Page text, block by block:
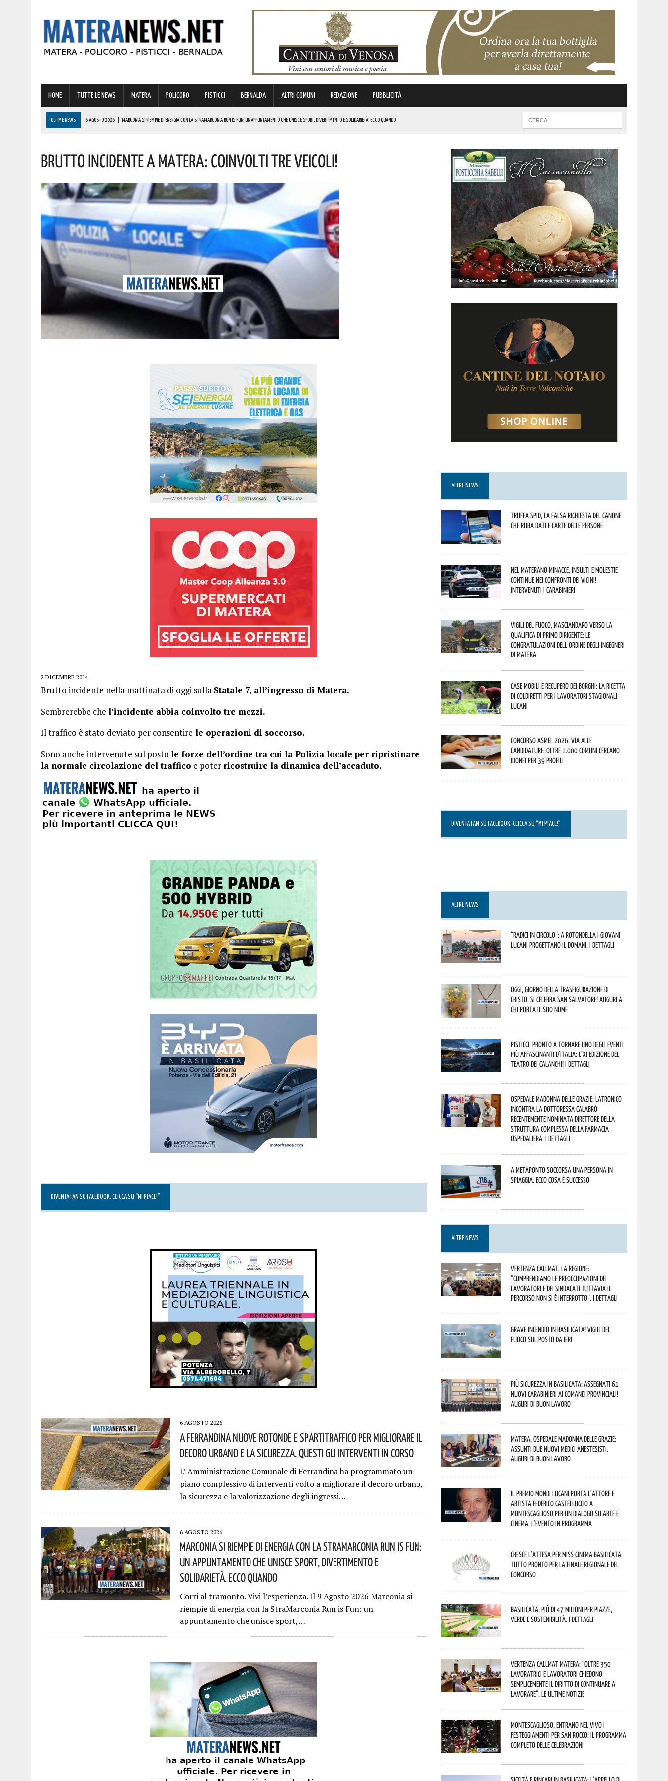
HOME TUTTE LE NEWS MATERA POLICORO PISTICCI BERNALDA ALTRI COMUNI REDAZIONE PUBBLICITÀ
ULTIME NEWS 6 AGOSTO 2026 MARCONIA SI RIEMPIE DI ENERGIA CON LA STRAMARCONIA RUN IS FUN: UN APPUNTAMENTO CHE UNISCE SPORT, DIVERTIMENTO E SOLIDARIETÀ. ECCO QUANDO
6 AGOSTO 2026 | VALSINNI CELEBRA LA POETESSA ISABELLA MORRA CON DUE SPETTACOLI TEATRALI! ECCO LE DATE
6 AGOSTO 2026 | A FERRANDINA NUOVE ROTONDE E SPARTITRAFFICO PER MIGLIORARE IL DECORO URBANO E LA SICUREZZA. QUESTI GLI INTERVENTI IN CORSO
Brutto Incidente A Matera: Coinvolti Tre Veicoli!
2 DICEMBRE 2024
Brutto incidente nella mattinata di oggi sulla Statale 7, all’ingresso di Matera.
Sembrerebbe che l’incidente abbia coinvolto tre mezzi.
Il traffico è stato deviato per consentire le operazioni di soccorso.
Sono anche intervenute sul posto le forze dell’ordine tra cui la Polizia locale per ripristinare
la normale circolazione del traffico e poter ricostruire la dinamica dell’accaduto.
DIVENTA FAN SU FACEBOOK, CLICCA SU “MI PIACE!”
6 AGOSTO 2026
A Ferrandina Nuove Rotonde E Spartitraffico Per Migliorare Il
Decoro Urbano E La Sicurezza. Questi Gli Interventi In Corso
L’ Amministrazione Comunale di Ferrandina ha programmato un
piano complessivo di interventi volto a migliorare il decoro urbano,
la sicurezza e la valorizzazione degli ingressi…
6 AGOSTO 2026
Marconia Si Riempie Di Energia Con La StraMarconia Run Is Fun:
Un Appuntamento Che Unisce Sport, Divertimento E
Solidarietà. Ecco Quando
Corri al tramonto. Vivi l’esperienza. Il 9 Agosto 2026 Marconia si
riempie di energia con la StraMarconia Run is Fun: un
appuntamento che unisce sport,…
ALTRE NEWS
Truffa Spid, la falsa richiesta del canone
che ruba dati e carte delle persone
Nel materano minacce, insulti e molestie
continue nei confronti dei vicini!
Intervenuti i Carabinieri
Vigili del Fuoco, Masciandaro verso la
qualifica di Primo Dirigente: le
congratulazioni dell’Ordine degli Ingegneri
di Matera
Case mobili e recupero dei borghi: la ricetta
di Coldiretti per i lavoratori stagionali
lucani
Concorso Asmel 2026, via alle
candidature: oltre 1.000 Comuni cercano
idonei per 39 profili
DIVENTA FAN SU FACEBOOK, CLICCA SU “MI PIACE!”
ALTRE NEWS
“Radici in Circolo”: a Rotondella i giovani
lucani progettano il domani. I dettagli
Oggi, giorno della Trasfigurazione di
Cristo, si celebra San Salvatore! Auguri a
chi porta il suo nome
Pisticci, pronto a tornare uno degli eventi
più affascinanti d’Italia: l’XI edizione del
Teatro dei Calanchi! I dettagli
Ospedale Madonna delle Grazie: Latronico
incontra la dottoressa Calabrò
recentemente nominata Direttore della
Struttura Complessa della Farmacia
Ospedaliera. I dettagli
A Metaponto soccorsa una persona in
spiaggia. Ecco cosa è successo
ALTRE NEWS
Vertenza CallMat, la Regione:
“comprendiamo le preoccupazioni dei
lavoratori e dei sindacati tuttavia il
percorso non si è interrotto”. I dettagli
Grave incendio in Basilicata! Vigili del
fuoco sul posto da ieri
Più sicurezza in Basilicata: assegnati 61
nuovi Carabinieri ai Comandi provinciali!
Auguri di buon lavoro
Matera, Ospedale Madonna delle Grazie:
assunti due nuovi medici anestesisti.
Auguri di buon lavoro
Il Premio Mondi Lucani porta l’attore e
artista Federico Castelluccio a
Montescaglioso per un dialogo su arte e
cinema. L’evento in programma
Cresce l’attesa per Miss Cinema Basilicata:
tutto pronto per la finale regionale del
concorso
Basilicata: più di 47 milioni per piazze,
verde e sostenibilità. I dettagli
Vertenza CallMat Matera: “Oltre 350
lavoratrici e lavoratori chiedono
semplicemente il diritto di continuare a
lavorare”. Le ultime notizie
Montescaglioso, entrano nel vivo i
festeggiamenti per San Rocco: il programma
completo delle celebrazioni